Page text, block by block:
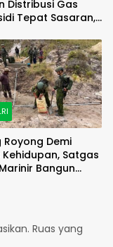
Distribusi Gas
Tepat Sasaran,
Demi
Kehidupan, Satgas
Bangun
Ruas yang